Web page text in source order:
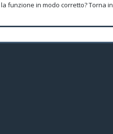
funzione in modo corretto? Torna